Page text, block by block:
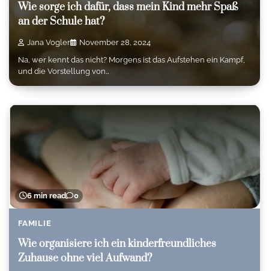
Wie sorge ich dafür, dass mein Kind mehr Spaß
an der Schule hat?
Jana Vogler
November 28, 2024
Na, wer kennt das nicht? Morgens ist das Aufstehen ein Kampf,
und die Vorstellung von…
6 min read 0
FAMILIE
Wie organisiere ich ein kinderfreundliches
Zuhause ohne viel Aufwand?